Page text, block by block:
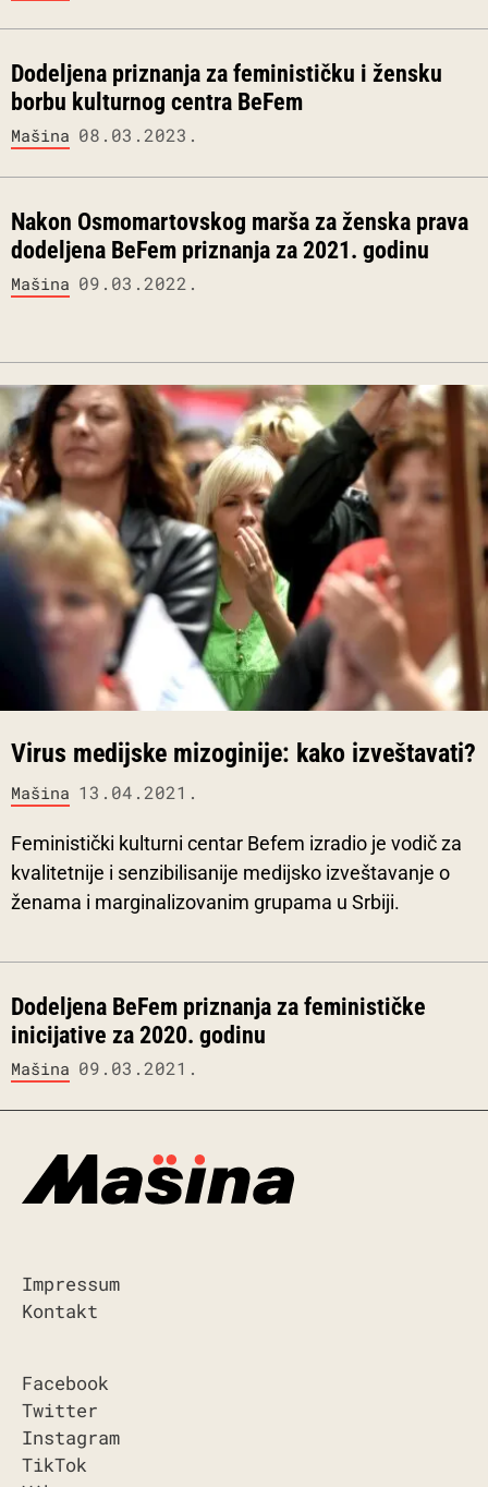
Dodeljena priznanja za feminističku i žensku
borbu kulturnog centra BeFem
Mašina 08.03.2023.
Nakon Osmomartovskog marša za ženska prava
dodeljena BeFem priznanja za 2021. godinu
Mašina 09.03.2022.
Virus medijske mizoginije: kako izveštavati?
Mašina 13.04.2021.
Feministički kulturni centar Befem izradio je vodič za
kvalitetnije i senzibilisanije medijsko izveštavanje o
ženama i marginalizovanim grupama u Srbiji.
Dodeljena BeFem priznanja za feminističke
inicijative za 2020. godinu
Mašina 09.03.2021.
Impressum
Kontakt
Facebook
Twitter
Instagram
TikTok